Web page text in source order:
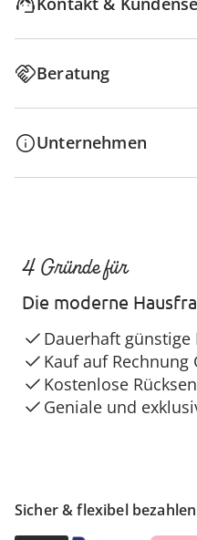
Beratung
Unternehmen
Sicher & flexibel bezahlen
4 Gründe für
Die moderne
Dauerhaft günstige
Kauf auf Rechnung
Kostenlose
Geniale und